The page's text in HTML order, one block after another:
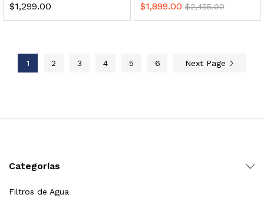
$1,299.00 $1,899.00 $2,455.00
1 2 3 4 5 6 Next Page
Categorías
Filtros de Agua